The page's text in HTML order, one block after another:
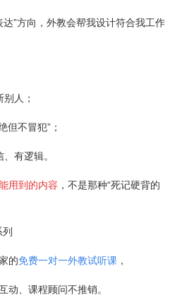
”方向，外教会帮我设计符合我工作
人；
但不冒犯”；
有逻辑。
用到的内容 ，不是那种“死记硬背的
的免费一对一外教试听课 ，
、课程顾问不推销。